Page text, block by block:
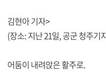
김현아 기자>
(장소: 지난 21일, 공군 청주기
어둠이 내려앉은 활주로.